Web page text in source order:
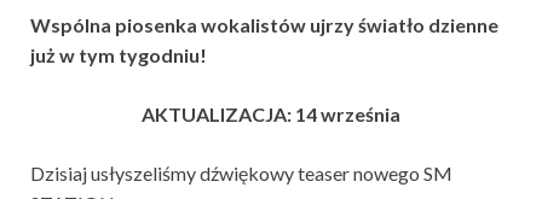
Wspólna piosenka wokalistów ujrzy światło dzienne
już w tym tygodniu!
AKTUALIZACJA: 14 września
Dzisiaj usłyszeliśmy dźwiękowy teaser nowego SM